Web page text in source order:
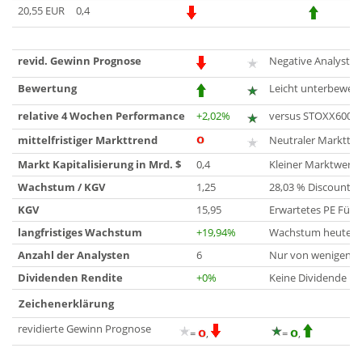
20,55 EUR
0,4
revid. Gewinn Prognose
Negative
Bewertung
Leicht
relative 4 Wochen Performance
+2,02%
versus STOXX600
mittelfristiger Markttrend
Neutraler
Markt Kapitalisierung in Mrd. $
0,4
Kleiner Marktwert
Wachstum / KGV
1,25
28,03 % Discount
KGV
15,95
Erwartetes PE Für
langfristiges Wachstum
+19,94%
Wachstum heute
Anzahl der Analysten
6
Nur von wenigen
Dividenden Rendite
+0%
Keine Dividende
Zeichenerklärung
revidierte Gewinn Prognose
= , =
,